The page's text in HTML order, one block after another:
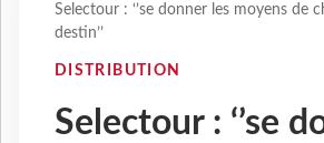
Selectour : ‘’se donner les moyens de
destin’’
DISTRIBUTION
Selectour : ‘’se